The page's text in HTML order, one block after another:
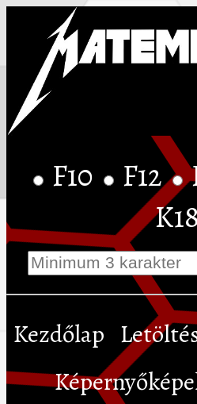
F10 F12
K18
Kezdőlap